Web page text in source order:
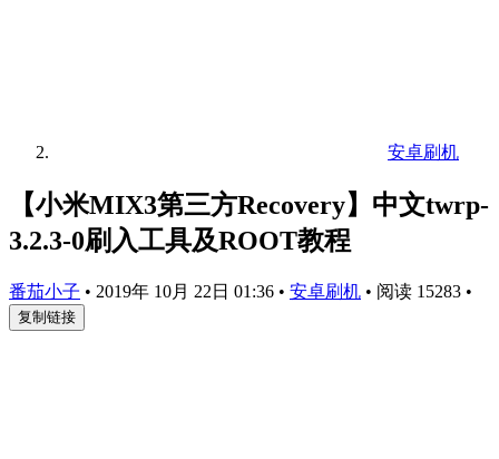
安卓刷机
【小米MIX3第三方Recovery】中文twrp-
3.2.3-0刷入工具及ROOT教程
番茄小子 • 2019年 10月 22日 01:36 • 安卓刷机 • 阅读 15283 •
复制链接